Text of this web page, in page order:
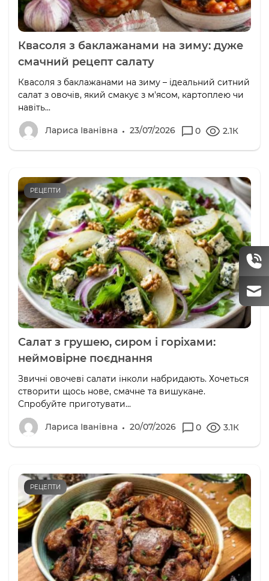
Квасоля з баклажанами на зиму: дуже
смачний рецепт салату
Квасоля з баклажанами на зиму – ідеальний ситний
салат з овочів, який смакує з м'ясом, картоплею чи
навіть...
Лариса Іванівна 23/07/2026 0 2.1К
РЕЦЕПТИ
Салат з грушею, сиром і горіхами:
неймовірне поєднання
Звичні овочеві салати інколи набридають. Хочеться
створити щось нове, смачне та вишукане.
Спробуйте приготувати...
Лариса Іванівна 20/07/2026 0 3.1К
РЕЦЕПТИ